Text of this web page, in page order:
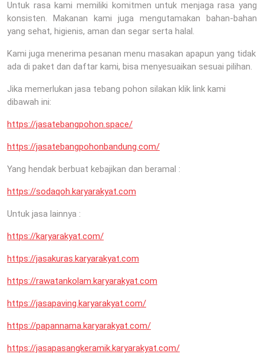
Untuk rasa kami memiliki komitmen untuk menjaga rasa yang
konsisten. Makanan kami juga mengutamakan bahan-bahan
yang sehat, higienis, aman dan segar serta halal.
Kami juga menerima pesanan menu masakan apapun yang tidak
ada di paket dan daftar kami, bisa menyesuaikan sesuai pilihan.
Jika memerlukan jasa tebang pohon silakan klik link kami
dibawah ini:
https://jasatebangpohon.space/
https://jasatebangpohonbandung.com/
Yang hendak berbuat kebajikan dan beramal :
https://sodaqoh.karyarakyat.com
Untuk jasa lainnya :
https://karyarakyat.com/
https://jasakuras.karyarakyat.com
https://rawatankolam.karyarakyat.com
https://jasapaving.karyarakyat.com/
https://papannama.karyarakyat.com/
https://jasapasangkeramik.karyarakyat.com/